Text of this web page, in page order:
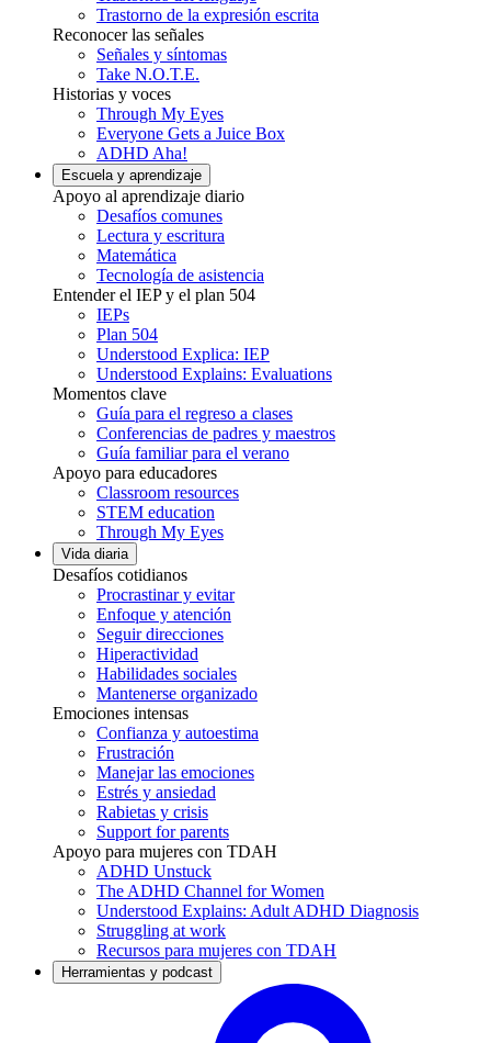
Trastorno de la expresión escrita
Reconocer las señales
Señales y síntomas
Take N.O.T.E.
Historias y voces
Through My Eyes
Everyone Gets a Juice Box
ADHD Aha!
Escuela y aprendizaje
Apoyo al aprendizaje diario
Desafíos comunes
Lectura y escritura
Matemática
Tecnología de asistencia
Entender el IEP y el plan 504
IEPs
Plan 504
Understood Explica: IEP
Understood Explains: Evaluations
Momentos clave
Guía para el regreso a clases
Conferencias de padres y maestros
Guía familiar para el verano
Apoyo para educadores
Classroom resources
STEM education
Through My Eyes
Vida diaria
Desafíos cotidianos
Procrastinar y evitar
Enfoque y atención
Seguir direcciones
Hiperactividad
Habilidades sociales
Mantenerse organizado
Emociones intensas
Confianza y autoestima
Frustración
Manejar las emociones
Estrés y ansiedad
Rabietas y crisis
Support for parents
Apoyo para mujeres con TDAH
ADHD Unstuck
The ADHD Channel for Women
Understood Explains: Adult ADHD Diagnosis
Struggling at work
Recursos para mujeres con TDAH
Herramientas y podcast